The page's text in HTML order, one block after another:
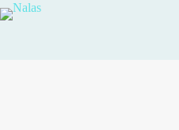
Salta
al